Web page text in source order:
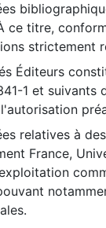
ce titre,
strictement
Éditeurs
1 et suivants
relatives à
France,